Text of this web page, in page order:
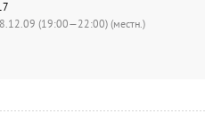
(19:00—22:00) (местн.)